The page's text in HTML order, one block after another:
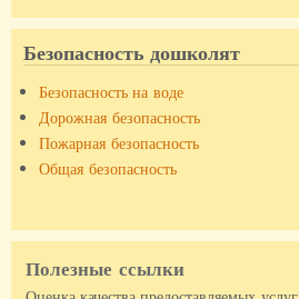
Безопасность дошколят
Безопасность на воде
Дорожная безопасность
Пожарная безопасность
Общая безопасность
Полезные ссылки